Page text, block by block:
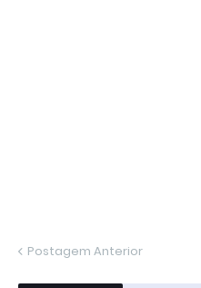
Postagem Anterior